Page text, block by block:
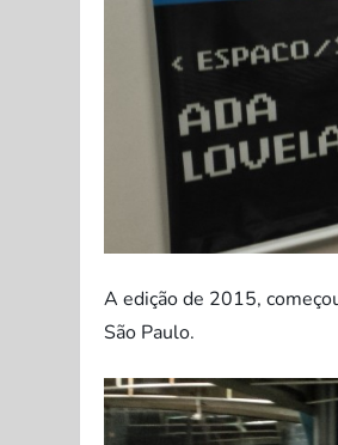
A edição de 2015,
São Paulo.